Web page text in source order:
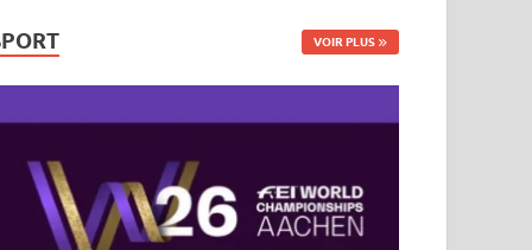
VOIR PLUS